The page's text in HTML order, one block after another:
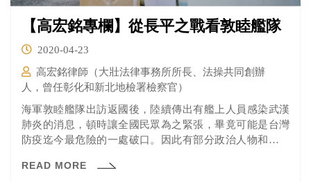
【高宏銘專欄】從長平之戰看敦睦艦隊
2020-04-23
高宏銘律師（大壯法律事務所所長、法操共同創辦
人，曾任彰化和新北地檢署檢察官）
海軍敦睦艦隊出訪返國後，陸續傳出有艦上人員感染武漢
肺炎的消息，頓時讓全國民眾為之緊張，畢竟可能是台灣
防疫迄今最危險的一處破口。因此有部分政治人物和媒體
在評論此事前，請大家先回顧一下中國戰國時代最慘烈的
READ MORE